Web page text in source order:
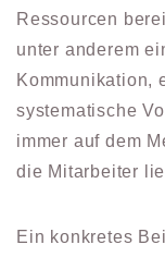
Ressourcen
unter anderem
Kommunikation,
systematische
immer auf dem
die Mitarbeiter
Ein konkretes